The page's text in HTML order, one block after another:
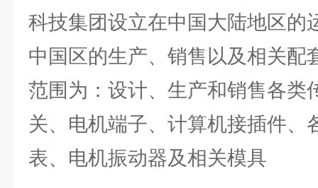
科技集团设立在中国大陆地区的
中国区的生产、销售以及相关配
范围为：设计、生产和销售各类
关、电机端子、计算机接插件、
表、电机振动器及相关模具